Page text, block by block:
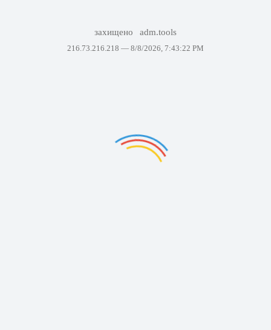
захищено adm.tools
216.73.216.218 — 8/8/2026, 7:43:22 PM